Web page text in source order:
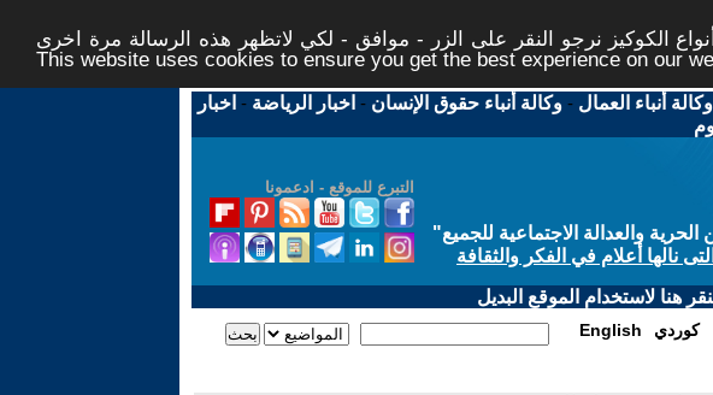
الكوكيز نرجو النقر على الزر - موافق - لكي لاتظهر هذه الرسالة مرة اخرى -
This website uses cookies to ensure you get the best experience on our
وكالة أنباء العمال -وكالة أنباء حقوق الإنسان - اخبار الرياضة - اخبار
التبرع للموقع - ادعمونا
والعدالة الاجتماعية للجميع"
نالها أعلام في الفكر والثقافة
هنا لاستخدام الموقع البديل
English كوردي